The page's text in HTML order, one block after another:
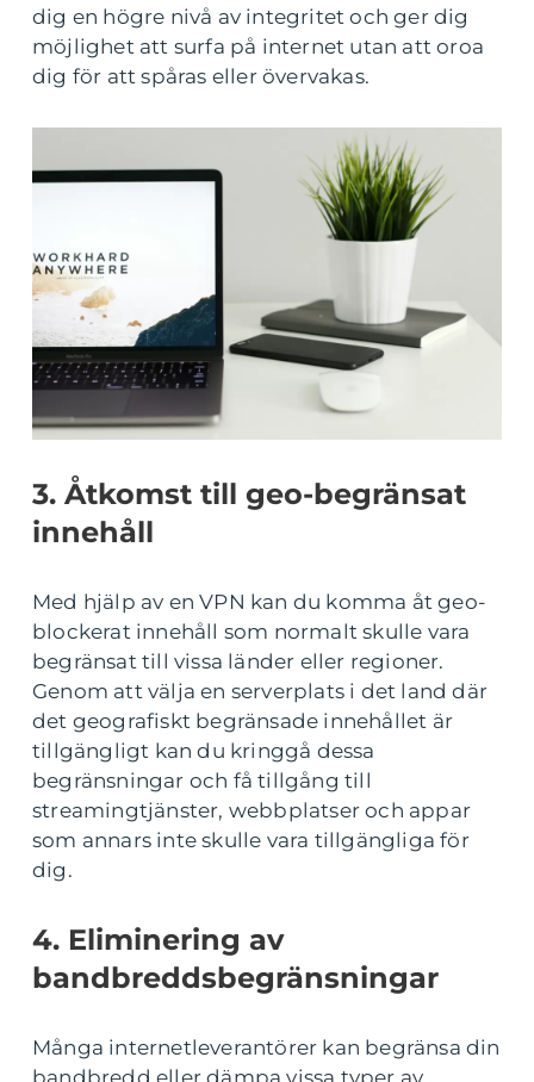
dig en högre nivå av integritet och ger dig
möjlighet att surfa på internet utan att oroa
dig för att spåras eller övervakas.
3. Åtkomst till geo-begränsat
innehåll
Med hjälp av en VPN kan du komma åt geo-
blockerat innehåll som normalt skulle vara
begränsat till vissa länder eller regioner.
Genom att välja en serverplats i det land där
det geografiskt begränsade innehållet är
tillgängligt kan du kringgå dessa
begränsningar och få tillgång till
streamingtjänster, webbplatser och appar
som annars inte skulle vara tillgängliga för
dig.
4. Eliminering av
bandbreddsbegränsningar
Många internetleverantörer kan begränsa din
bandbredd eller dämpa vissa typer av